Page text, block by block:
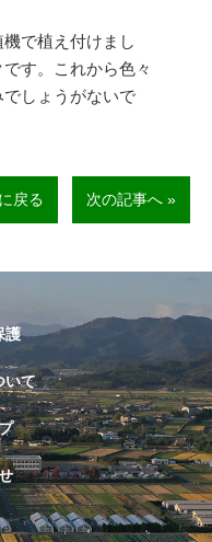
で植え付けまし
す。これから色々
しょうがないで
戻る 次の記事へ »
護
いて